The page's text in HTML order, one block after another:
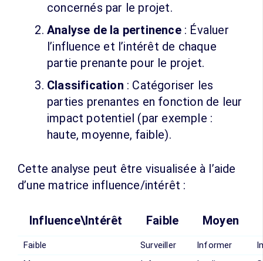
concernés par le projet.
Analyse de la pertinence: Évaluer
l’influence et l’intérêt de chaque
partie prenante pour le projet.
Classification : Catégoriser les
parties prenantes en fonction de leur
impact potentiel (par exemple :
haute, moyenne, faible).
Cette analyse peut être visualisée à l’aide
d’une matrice influence/intérêt :
Influence\Intérêt Faible Moyen
Faible Surveiller Informer